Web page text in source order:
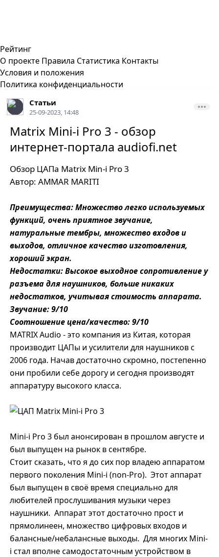
Рейтинг
О проекте Правила Статистика Контакты
Условия и положения
Политика конфиденциальности
Статьи
25-09-2023, 14:48
Matrix Mini-i Pro 3 - обзор
интернет-портала audiofi.net
Обзор ЦАПа Matrix Min-i Pro 3
Автор: AMMAR MARITI
Преимущества: Множество легко используемых
функций, очень приятное звучание,
натуральные тембры, множество входов и
выходов, отличное качество изготовления,
хороший экран.
Недостатки: Высокое выходное сопротивление у
разъема для наушников, больше никаких
недостатков, учитывая стоимость аппарата.
Звучание: 9/10
Соотношение цена/качество: 9/10
MATRIX Audio - это компания из Китая, которая
производит ЦАПы и усилители для наушников с
2006 года. Начав достаточно скромно, постепенно
они пробили себе дорогу и сегодня производят
аппаратуру высокого класса.
Mini-i Pro 3 был анонсирован в прошлом августе и
был выпущен на рынок в сентябре.
Стоит сказать, что я до сих пор владею аппаратом
первого поколения Mini-i (non-Pro). Этот аппарат
был выпущен в своё время специально для
любителей прослушивания музыки через
наушники. Аппарат этот достаточно прост и
прямолинеен, множество цифровых входов и
балансные/небалансные выходы. Для многих Mini-
i стал вполне самодостаточным устройством в